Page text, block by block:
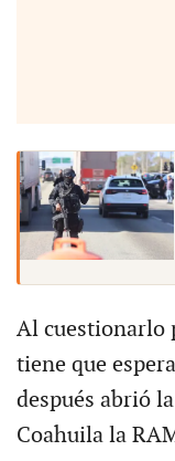
Al cuestionarlo
tiene que
después abrió
Coahuila la